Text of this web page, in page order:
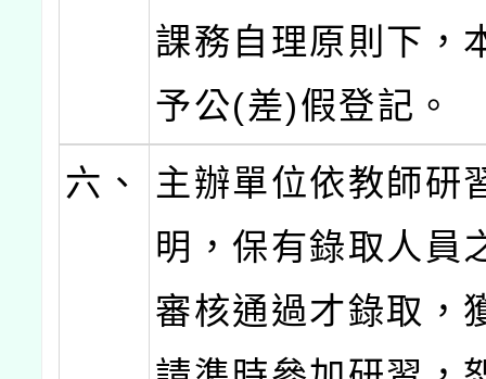
課務自理原則下，
予公(差)假登記。
六、
主辦單位依教師研
明，保有錄取人員
審核通過才錄取，